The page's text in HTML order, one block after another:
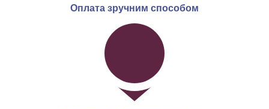
Оплата зручним способом